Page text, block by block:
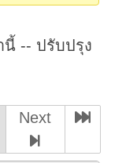
-- ปรับปรุง
Next